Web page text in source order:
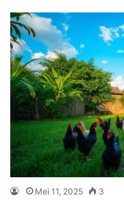
Mei 11, 2025 3